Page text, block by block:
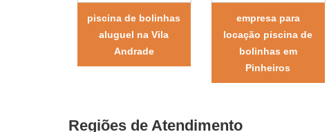
piscina de bolinhas
aluguel na Vila
Andrade
empresa para
locação piscina de
bolinhas em
Pinheiros
Regiões de Atendimento